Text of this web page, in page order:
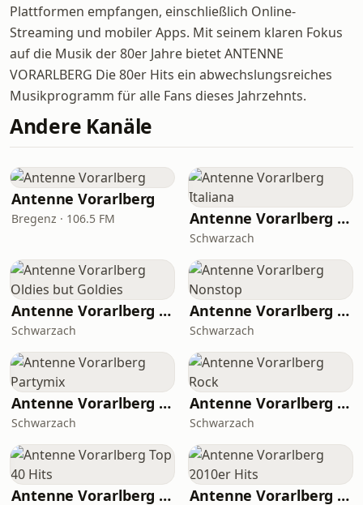
Plattformen empfangen, einschließlich Online-
Streaming und mobiler Apps. Mit seinem klaren Fokus
auf die Musik der 80er Jahre bietet ANTENNE
VORARLBERG Die 80er Hits ein abwechslungsreiches
Musikprogramm für alle Fans dieses Jahrzehnts.
Andere Kanäle
Antenne Vorarlberg
Bregenz · 106.5 FM Antenne Vorarlberg Italiana
Schwarzach
Antenne Vorarlberg Oldies but Goldies
Schwarzach
Antenne Vorarlberg Nonstop
Schwarzach
Antenne Vorarlberg Partymix
Schwarzach
Antenne Vorarlberg Rock
Schwarzach
Antenne Vorarlberg Top 40 Hits Antenne Vorarlberg 2010er Hits